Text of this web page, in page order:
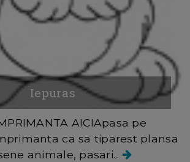
Iepuras
AICIApasa pe
ca sa tiparest plansa
animale, pasari...